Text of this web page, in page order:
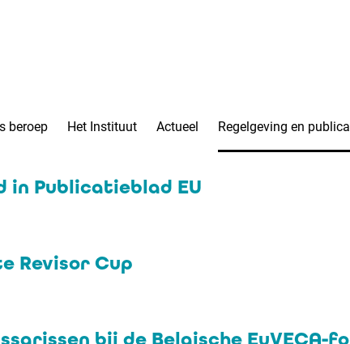
beroep Het Instituut Actueel Regelgeving en
in Publicatieblad EU
Revisor Cup